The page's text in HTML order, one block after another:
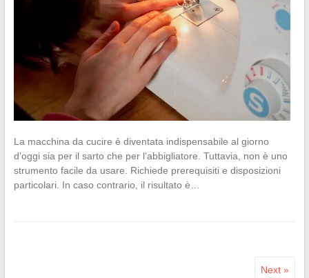
La macchina da cucire è diventata indispensabile al giorno
d’oggi sia per il sarto che per l’abbigliatore. Tuttavia, non è uno
strumento facile da usare. Richiede prerequisiti e disposizioni
particolari. In caso contrario, il risultato è…
Next »